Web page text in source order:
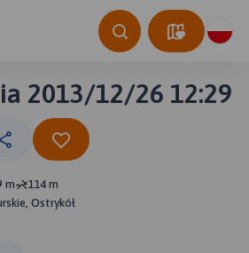
2013/12/26 12:29
m
114 m
Ostrykół